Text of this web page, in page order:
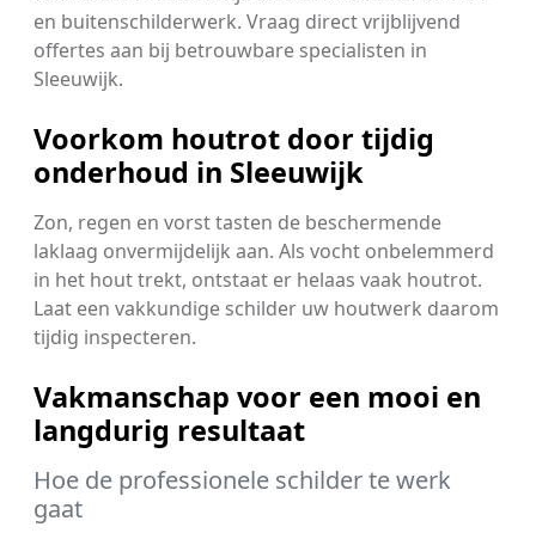
en buitenschilderwerk. Vraag direct vrijblijvend
offertes aan bij betrouwbare specialisten in
Sleeuwijk.
Voorkom houtrot door tijdig
onderhoud in Sleeuwijk
Zon, regen en vorst tasten de beschermende
laklaag onvermijdelijk aan. Als vocht onbelemmerd
in het hout trekt, ontstaat er helaas vaak houtrot.
Laat een vakkundige schilder uw houtwerk daarom
tijdig inspecteren.
Vakmanschap voor een mooi en
langdurig resultaat
Hoe de professionele schilder te werk
gaat